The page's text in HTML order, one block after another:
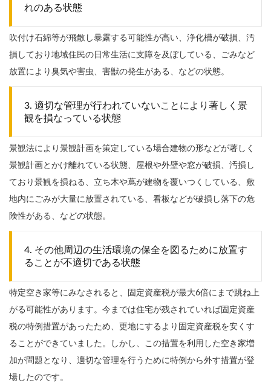
れのある状態
吹付け石綿等が飛散し暴露する可能性が高い、浄化槽が破損、汚
損しており地域住民の日常生活に支障を及ぼしている、ごみなど
放置により臭気や害虫、害獣の発生がある、などの状態。
3. 適切な管理が行われていないことにより著しく景
観を損なっている状態
景観法により景観計画を策定している場合建物の形などが著しく
景観計画とかけ離れている状態、屋根や外壁や窓が破損、汚損し
ており景観を損ねる、立ち木や蔦が建物を覆いつくしている、敷
地内にごみが大量に放置されている、看板などが破損し落下の危
険性がある、などの状態。
4. その他周辺の生活環境の保全を図るために放置す
ることが不適切である状態
特定空き家等にみなされると、固定資産税が最大6倍にまで跳ね上
がる可能性があります。今までは住宅が残されていれば固定資産
税の特例措置があったため、更地にするより固定資産税を安くす
ることができていました。しかし、この措置を利用した空き家増
加が問題となり、適切な管理を行うために特例から外す措置が登
場したのです。